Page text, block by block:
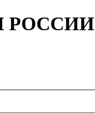
РОССИИ